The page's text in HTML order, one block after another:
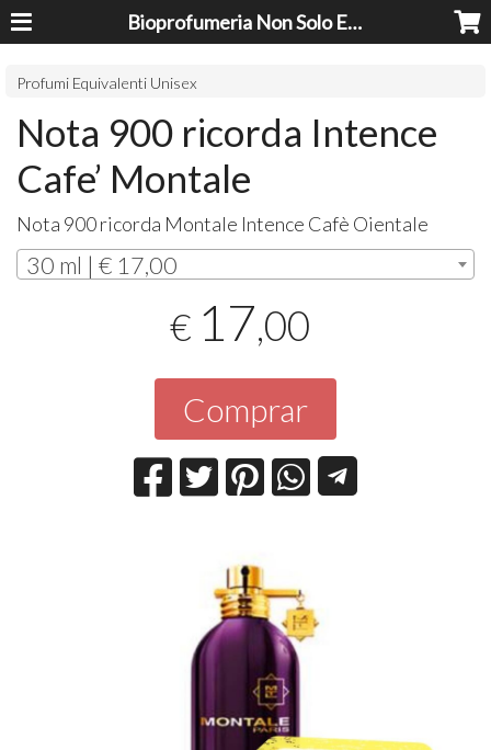
Bioprofumeria Non Solo Essenze
Profumi Equivalenti Unisex
Nota 900 ricorda Intence
Cafe’ Montale
Nota 900 ricorda Montale Intence Cafè Oientale
30 ml | € 17,00
€ 17,00
Comprar